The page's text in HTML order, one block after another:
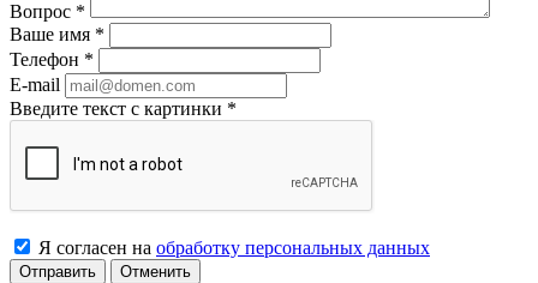
Вопрос *
Ваше имя *
Телефон *
E-mail
Введите текст с картинки *
Я согласен на обработку персональных данных
Отменить